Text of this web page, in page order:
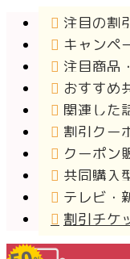
注目の割
キャンペ
注目商品
おすすめ
関連した
割引クー
クーポン
共同購入
テレビ・
割引チケ